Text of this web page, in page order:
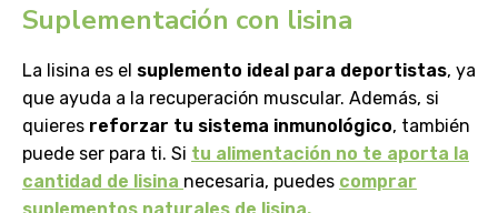
Suplementación con lisina
La lisina es el suplemento ideal para deportistas, ya
que ayuda a la recuperación muscular. Además, si
quieres reforzar tu sistema inmunológico, también
puede ser para ti. Si tu alimentación no te aporta la
cantidad de lisina necesaria, puedes comprar
suplementos naturales de lisina.